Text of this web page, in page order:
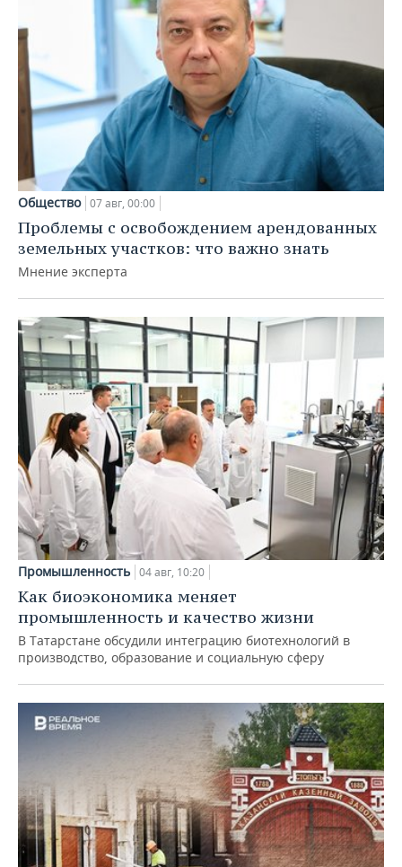
Общество 07 авг, 00:00
Проблемы с освобождением арендованных
земельных участков: что важно знать
Мнение эксперта
Промышленность 04 авг, 10:20
Как биоэкономика меняет
промышленность и качество жизни
В Татарстане обсудили интеграцию биотехнологий в
производство, образование и социальную сферу